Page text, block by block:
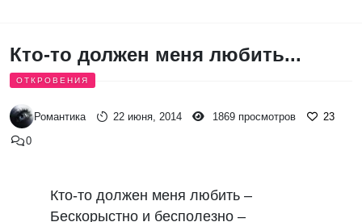
Кто-то должен меня любить...
ОТКРОВЕНИЯ
Романтика 22 июня, 2014 1869 просмотров
23
0
Кто-то должен меня любить –
Бескорыстно и бесполезно –